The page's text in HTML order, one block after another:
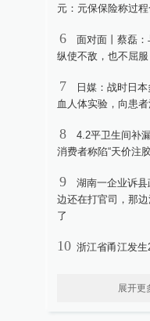
元：元保保险称过
6
面对面丨蔡磊：
纵使不敌，也不屈服
7
日媒：战时日
血人体实验，向患
8
4.2平卫生间补
消费者称陷“天价注
9
湖南一企业诉
边还在打官司，那
了
10 浙江省甬江发
展开更